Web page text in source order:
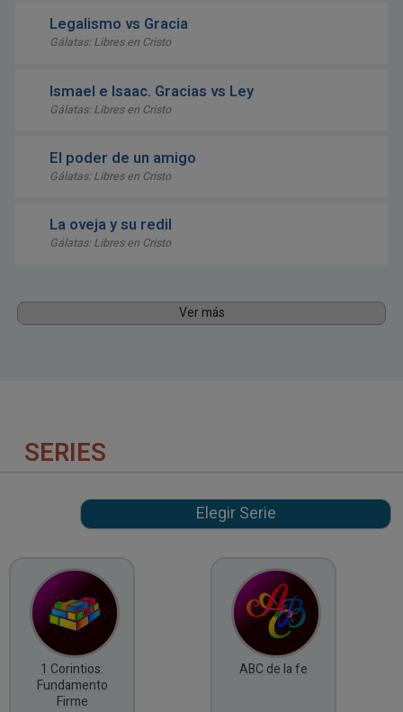
Legalismo vs Gracia
Gálatas: Libres en Cristo
Ismael e Isaac. Gracias vs Ley
Gálatas: Libres en Cristo
El poder de un amigo
Gálatas: Libres en Cristo
La oveja y su redil
Gálatas: Libres en Cristo
Ver más
SERIES
1 Corintios:
Fundamento
Firme
ABC de la fe